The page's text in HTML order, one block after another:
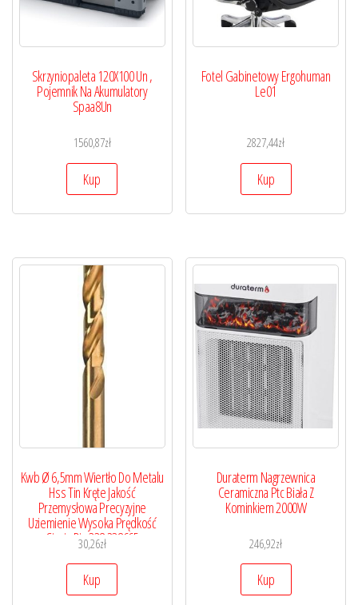
Skrzyniopaleta 120X100 Un ,
Pojemnik Na Akumulatory
Spaa8Un
1560,87zł
Kup
Fotel Gabinetowy Ergohuman
Le01
2827,44zł
Kup
Kwb Ø 6,5mm Wiertło Do Metalu
Hss Tin Kręte Jakość
Przemysłowa Precyzyjne
Uziemienie Wysoka Prędkość
Cięcia Din 338 238665
30,26zł
Kup
Duraterm Nagrzewnica
Ceramiczna Ptc Biała Z
Kominkiem 2000W
246,92zł
Kup